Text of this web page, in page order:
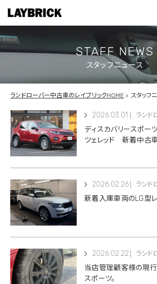
PARTS
CONTACT
PRIVACY POLICY
STAFF NEWS
スタッフニュース
ランドローバー中古車のレイブリックHOME スタッフ
2026.03.01 ラン
ディスカバリースポ
ツェレッド 新着中古
2026.02.26 ラン
新着入庫車両のLG型
2026.02.22
当店管理顧客様の現
スポーツ。